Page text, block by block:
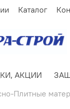
Каталог
АКЦИИ
Плитные